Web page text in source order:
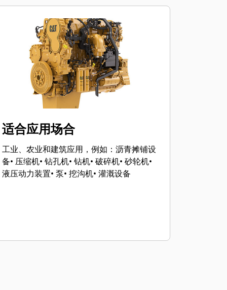
适合应用场合
工业、农业和建筑应用，例如：沥青摊铺设
备• 压缩机• 钻孔机• 钻机• 破碎机• 砂轮机•
液压动力装置• 泵• 挖沟机• 灌溉设备